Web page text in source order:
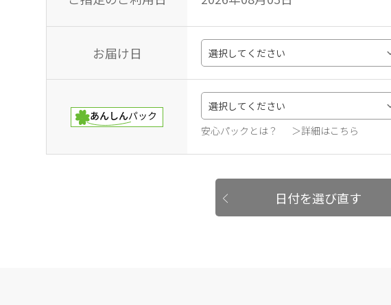
お届け日
安心パックとは？ ＞詳細はこちら
日付を選び直す